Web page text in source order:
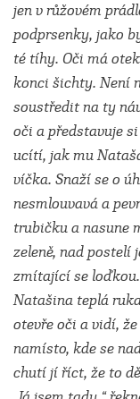
jen v růžovém
podprsenky, jako
té tíhy. Oči má
konci šichty. Není
soustředit na ty
oči a představuje
ucítí, jak mu
víčka. Snaží se o
nesmlouvavá a
trubičku a nasune
zeleně, nad postelí
zmítající se loďkou.
Natašina teplá
otevře oči a vidí,
namísto, kde se
chutí jí říct, že to